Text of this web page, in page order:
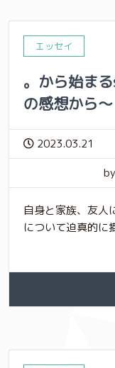
エッセイ
。から始ま
の感想から〜
2023.03.21
自身と家族、友人
について迫真的